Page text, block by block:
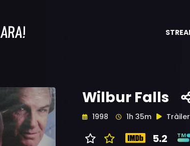
Wilbur Falls
1998 1h 35m Tràiler
5.2